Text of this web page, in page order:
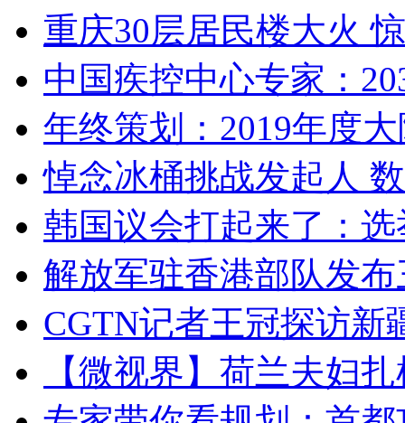
重庆30层居民楼大火
中国疾控中心专家：
年终策划：2019年度
悼念冰桶挑战发起人
韩国议会打起来了：
解放军驻香港部队发
CGTN记者王冠探访新
【微视界】荷兰夫妇